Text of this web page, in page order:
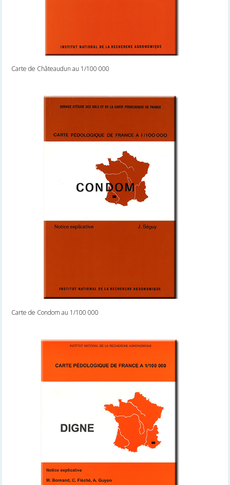
Carte de Châteaudun au 1/100 000
Carte de Condom au 1/100 000